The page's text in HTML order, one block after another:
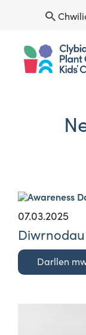
07.03.2025
Darllen